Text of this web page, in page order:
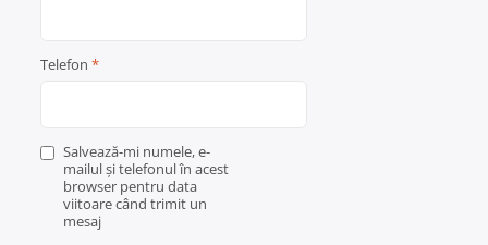
Telefon *
Salvează-mi numele, e-
mailul și telefonul în acest
browser pentru data
viitoare când trimit un
mesaj